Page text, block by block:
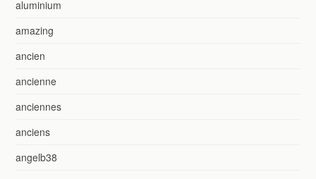
aluminium
amazing
ancien
ancienne
anciennes
anciens
angelb38